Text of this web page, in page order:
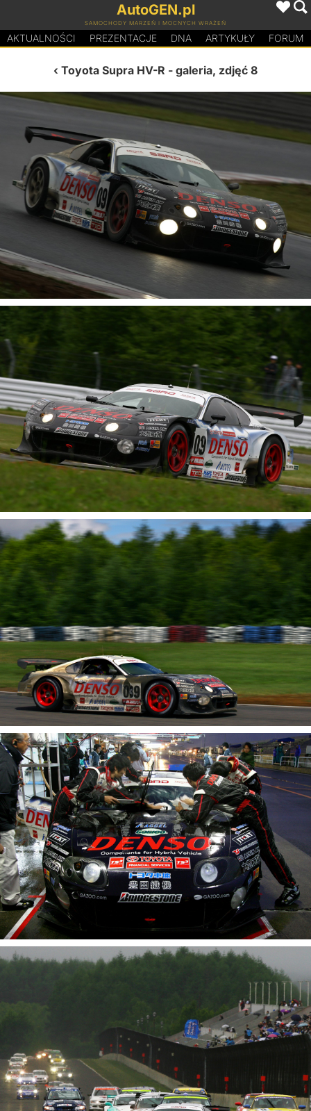
AutoGEN.pl
SAMOCHODY MARZEŃ I MOCNYCH WRAŻEŃ
AKTUALNOŚCI PREZENTACJE DNA ARTYKUŁY FORUM
Toyota Supra HV-R - galeria, zdjęć 8